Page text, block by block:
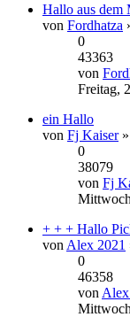
Hallo aus dem
von Fordhatza
0
43363
von
Freitag,
ein Hallo
von Fj Kaiser»
0
38079
von Fj
+ + + Hallo
von Alex 2021
0
46358
von Alex